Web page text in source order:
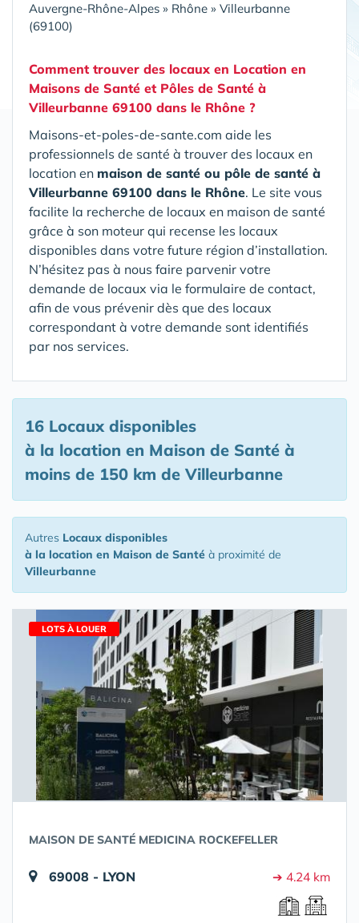
Auvergne-Rhône-Alpes » Rhône » Villeurbanne
(69100)
Comment trouver des locaux en Location en
Maisons de Santé et Pôles de Santé à
Villeurbanne 69100 dans le Rhône ?
Maisons-et-poles-de-sante.com aide les
professionnels de santé à trouver des locaux en
location en maison de santé ou pôle de santé à
Villeurbanne 69100 dans le Rhône. Le site vous
facilite la recherche de locaux en maison de santé
grâce à son moteur qui recense les locaux
disponibles dans votre future région d’installation.
N’hésitez pas à nous faire parvenir votre
demande de locaux via le formulaire de contact,
afin de vous prévenir dès que des locaux
correspondant à votre demande sont identifiés
par nos services.
16 Locaux disponibles
à la location en Maison de Santé à
moins de 150 km de Villeurbanne
Autres Locaux disponibles
à la location en Maison de Santé à proximité de
Villeurbanne
LOTS À LOUER
MAISON DE SANTÉ MEDICINA ROCKEFELLER
69008 - LYON ➔ 4.24 km